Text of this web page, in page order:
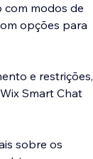
modos de
opções para
e restrições,
Smart Chat
sobre os